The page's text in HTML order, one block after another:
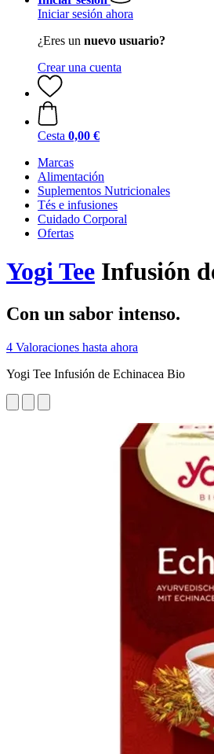
Iniciar sesión ahora
¿Eres un nuevo usuario?
Crear una cuenta
Cesta 0,00 €
Marcas
Alimentación
Suplementos Nutricionales
Tés e infusiones
Cuidado Corporal
Ofertas
Yogi Tee Infusión
Con un sabor intenso.
4 Valoraciones hasta ahora
Yogi Tee Infusión de Echinacea Bio